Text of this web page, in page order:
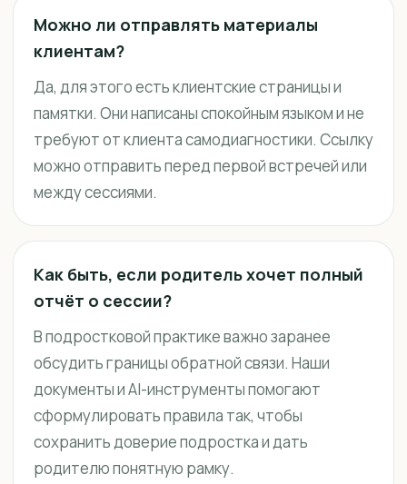
Можно ли отправлять материалы
клиентам?
Да, для этого есть клиентские страницы и
памятки. Они написаны спокойным языком и не
требуют от клиента самодиагностики. Ссылку
можно отправить перед первой встречей или
между сессиями.
Как быть, если родитель хочет полный
отчёт о сессии?
В подростковой практике важно заранее
обсудить границы обратной связи. Наши
документы и AI-инструменты помогают
сформулировать правила так, чтобы
сохранить доверие подростка и дать
родителю понятную рамку.